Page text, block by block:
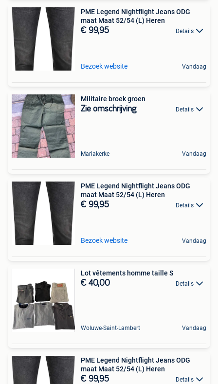
PME Legend Nightflight Jeans ODG
maat Maat 52/54 (L) Heren
€ 99,95 Details
Bezoek website Vandaag
Militaire broek groen
Zie omschrijving Details
Mariakerke Vandaag
PME Legend Nightflight Jeans ODG
maat Maat 52/54 (L) Heren
€ 99,95 Details
Bezoek website Vandaag
Lot vêtements homme taille S
€ 40,00 Details
Woluwe-Saint-Lambert Vandaag
PME Legend Nightflight Jeans ODG
maat Maat 52/54 (L) Heren
€ 99,95 Details